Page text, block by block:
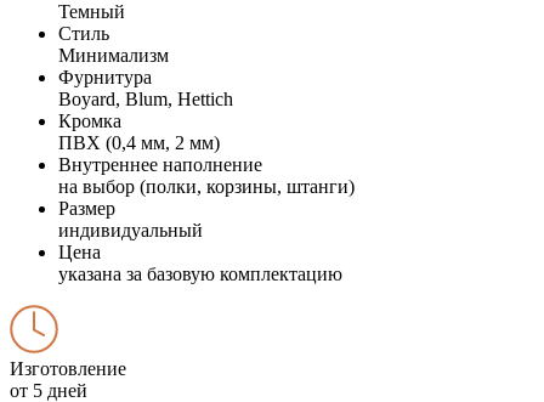
Темный
Стиль
Минимализм
Фурнитура
Boyard, Blum, Hettich
Кромка
ПВХ (0,4 мм, 2 мм)
Внутреннее наполнение
на выбор (полки, корзины, штанги)
Размер
индивидуальный
Цена
указана за базовую комплектацию
Изготовление
от 5 дней